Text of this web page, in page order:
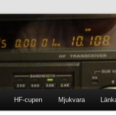
HF-cupen Mjukvara